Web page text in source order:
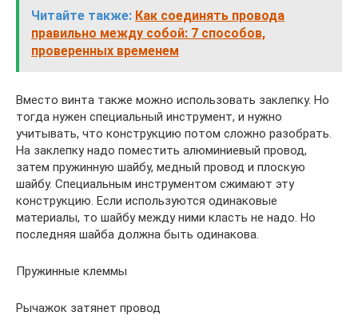
Читайте также: Как соединять провода
правильно между собой: 7 способов,
проверенных временем
Вместо винта также можно использовать заклепку. Но
тогда нужен специальный инструмент, и нужно
учитывать, что конструкцию потом сложно разобрать.
На заклепку надо поместить алюминиевый провод,
затем пружинную шайбу, медный провод и плоскую
шайбу. Специальным инструментом сжимают эту
конструкцию. Если используются одинаковые
материалы, то шайбу между ними класть не надо. Но
последняя шайба должна быть одинакова.
Пружинные клеммы
Рычажок затянет провод